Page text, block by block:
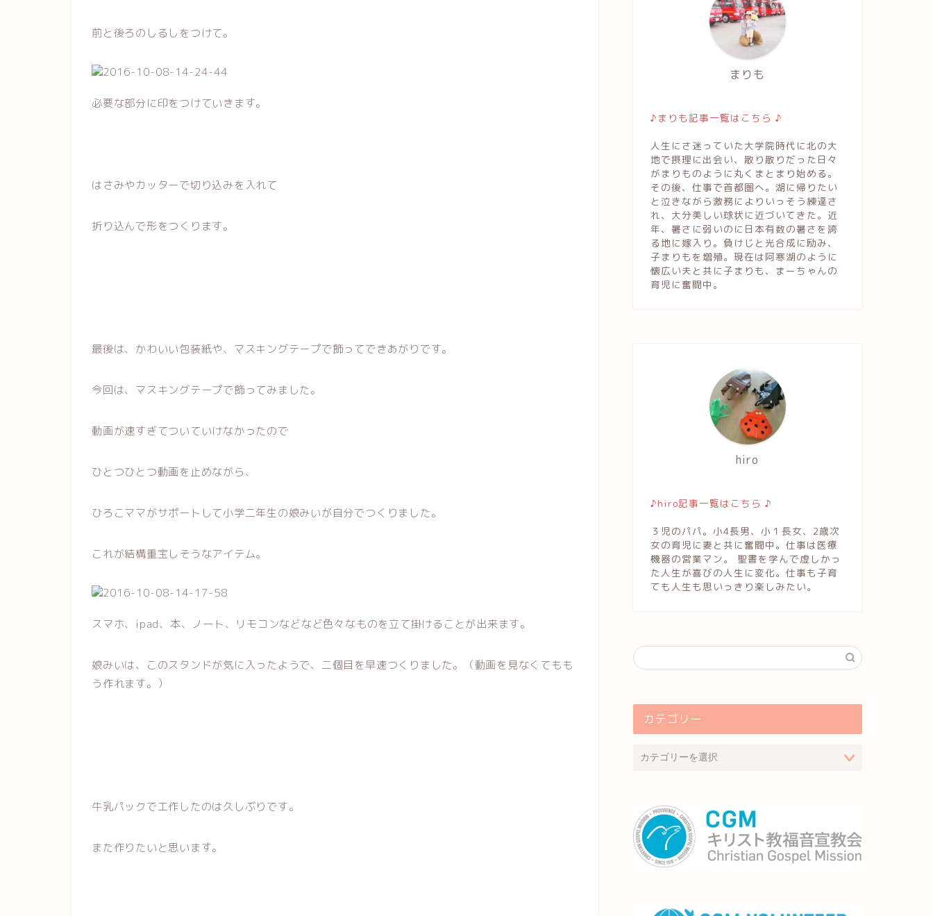
前と後ろのしるしをつけて。
必要な部分に印をつけていきます。
はさみやカッターで切り込みを入れて
折り込んで形をつくります。
最後は、かわいい包装紙や、マスキングテープで飾ってできあがりです。
今回は、マスキングテープで飾ってみました。
動画が速すぎてついていけなかったので
ひとつひとつ動画を止めながら、
ひろこママがサポートして小学二年生の娘みいが自分でつくりました。
これが結構重宝しそうなアイテム。
スマホ、ipad、本、ノート、リモコンなどなど色々なものを立て掛けることが出来ます。
娘みいは、このスタンドが気に入ったようで、二個目を早速つくりました。（動画を見なくてもも
う作れます。）
牛乳パックで工作したのは久しぶりです。
また作りたいと思います。
まりも
♪まりも記事一覧はこちら ♪
人生にさ迷っていた大学院時代に北の大
地で摂理に出会い、散り散りだった日々
がまりものように丸くまとまり始める。
その後、仕事で首都圏へ。湖に帰りたい
と泣きながら激務によりいっそう練達さ
れ、大分美しい球状に近づいてきた。近
年、暑さに弱いのに日本有数の暑さを誇
る地に嫁入り。負けじと光合成に励み、
子まりもを増殖。現在は阿寒湖のように
懐広い夫と共に子まりも、まーちゃんの
育児に奮闘中。
hiro
♪hiro記事一覧はこちら ♪
３児のパパ。小4長男、小１長女、2歳次
女の育児に妻と共に奮闘中。仕事は医療
機器の営業マン。 聖書を学んで虚しかっ
た人生が喜びの人生に変化。仕事も子育
ても人生も思いっきり楽しみたい。
カテゴリー